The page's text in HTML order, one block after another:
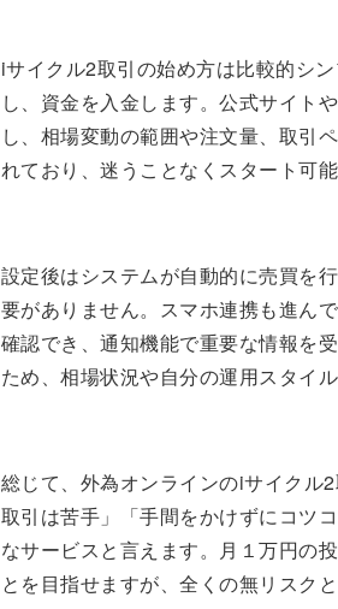
iサイクル2取引の始め方は比較的シ
し、資金を入金します。公式サイト
し、相場変動の範囲や注文量、取引
れており、迷うことなくスタート可能
設定後はシステムが自動的に売買を
要がありません。スマホ連携も進ん
確認でき、通知機能で重要な情報を
ため、相場状況や自分の運用スタイ
総じて、外為オンラインのiサイクル
取引は苦手」「手間をかけずにコツ
なサービスと言えます。月１万円の
とを目指せますが、全くの無リスク